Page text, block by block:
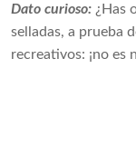
Dato curioso: ¿Has
selladas, a prueba
recreativos: ¡no es